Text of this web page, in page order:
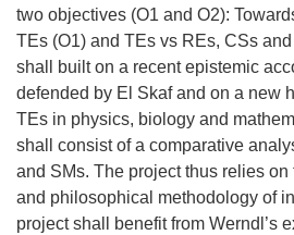
two objectives (O1 and O2):
TEs (O1) and TEs vs REs, CSs
shall built on a recent epistemic
defended by El Skaf and on a new
TEs in physics, biology and
shall consist of a comparative
and SMs. The project thus relies
and philosophical methodology of
project shall benefit from Werndl’s